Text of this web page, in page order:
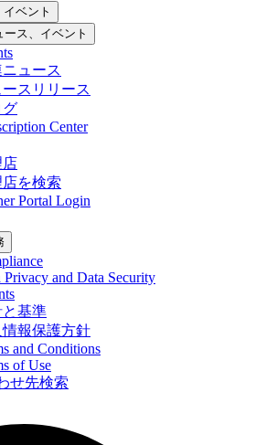
ベント
ース、イベント
ュース
ースリリース
グ
Center
店
を検索
Portal Login
Privacy and Data Security
基準
報保護方針
and Conditions
of Use
せ先検索